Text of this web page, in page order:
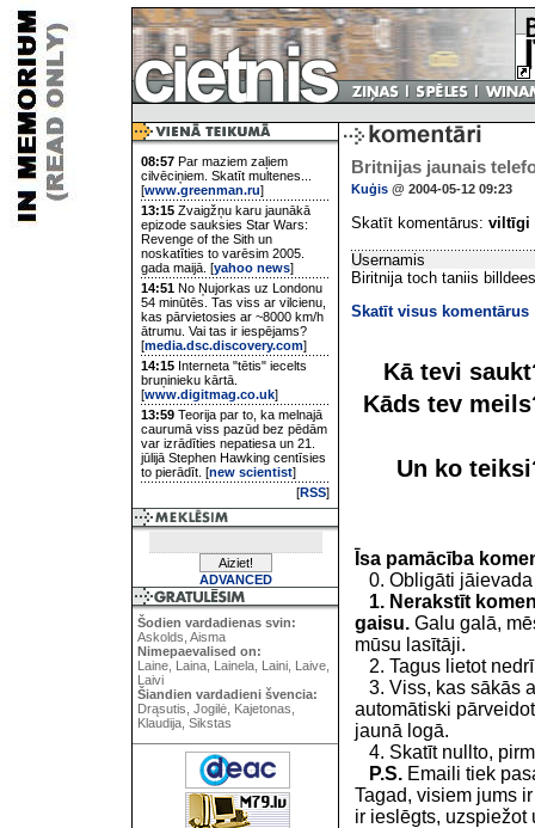
08:57 Par maziem zaļiem
cilvēciņiem. Skatīt multenes...
[www.greenman.ru]
13:15 Zvaigžņu karu jaunākā
epizode sauksies Star Wars:
Revenge of the Sith un
noskatīties to varēsim 2005.
gada maijā. [yahoo news]
14:51 No Ņujorkas uz Londonu
54 minūtēs. Tas viss ar vilcienu,
kas pārvietosies ar ~8000 km/h
ātrumu. Vai tas ir iespējams?
[media.dsc.discovery.com]
14:15 Interneta "tētis" iecelts
bruņinieku kārtā.
[www.digitmag.co.uk]
13:59 Teorija par to, ka melnajā
caurumā viss pazūd bez pēdām
var izrādīties nepatiesa un 21.
jūlijā Stephen Hawking centīsies
to pierādīt. [new scientist]
[RSS]
ADVANCED
Šodien vardadienas svin:
Askolds, Aisma
Nimepaevalised on:
Laine, Laina, Lainela, Laini, Laive,
Laivi
Šiandien vardadieni švencia:
Drąsutis, Jogilė, Kajetonas,
Klaudija, Sikstas
Britnijas jaunais
Kuģis @ 2004-05-12 09:23
Skatīt komentārus: viltīgi
Usernamis
Biritnija toch taniis
Skatīt visus komentārus
Kā tevi
Kāds tev
Un ko
Īsa pamācība
0. Obligāti jāievada
1. Nerakstīt
gaisu. Galu galā,
mūsu lasītāji.
2. Tagus lietot
3. Viss, kas sākās
automātiski
jaunā logā.
4. Skatīt nullto,
P.S. Emaili tiek
Tagad, visiem jums
ir ieslēgts, uzspiežot